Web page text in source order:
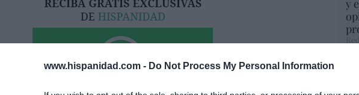
www.hispanidad.com - Do Not Process My Personal Information
y